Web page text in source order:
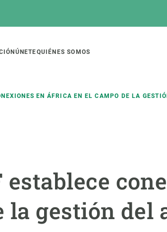
ÚNETEQUIÉNES SOMOS
EN ÁFRICA EN EL CAMPO DE LA
establece
la gestión del
Biodiversidad
Funcionamento de ecosistemas
Observación de la Tierra